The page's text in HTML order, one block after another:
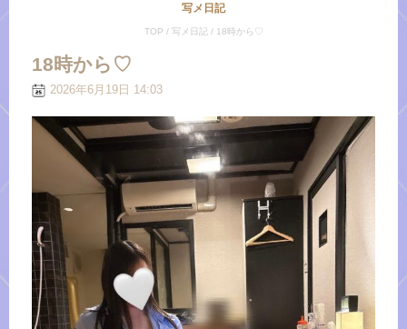
写メ日記
TOP / 写メ日記 / 18時から♡
18時から♡
2026年6月19日 14:03